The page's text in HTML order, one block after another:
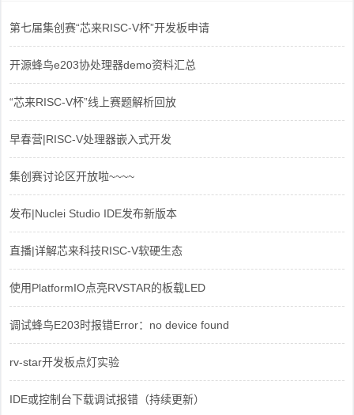
第七届集创赛“芯来RISC-V杯”开发板申请
开源蜂鸟e203协处理器demo资料汇总
“芯来RISC-V杯”线上赛题解析回放
早春营|RISC-V处理器嵌入式开发
集创赛讨论区开放啦~~~~
发布|Nuclei Studio IDE发布新版本
直播|详解芯来科技RISC-V软硬生态
使用PlatformIO点亮RVSTAR的板载LED
调试蜂鸟E203时报错Error：no device found
rv-star开发板点灯实验
IDE或控制台下载调试报错（持续更新）